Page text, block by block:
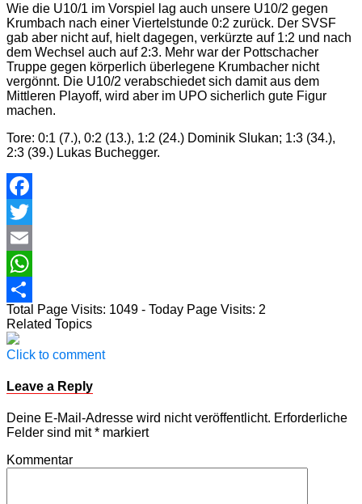
Wie die U10/1 im Vorspiel lag auch unsere U10/2 gegen
Krumbach nach einer Viertelstunde 0:2 zurück. Der SVSF
gab aber nicht auf, hielt dagegen, verkürzte auf 1:2 und nach
dem Wechsel auch auf 2:3. Mehr war der Pottschacher
Truppe gegen körperlich überlegene Krumbacher nicht
vergönnt. Die U10/2 verabschiedet sich damit aus dem
Mittleren Playoff, wird aber im UPO sicherlich gute Figur
machen.
Tore: 0:1 (7.), 0:2 (13.), 1:2 (24.) Dominik Slukan; 1:3 (34.),
2:3 (39.) Lukas Buchegger.
Facebook
Twitter
Email
WhatsApp
Teilen
Total Page Visits: 1049 - Today Page Visits: 2
Related Topics
Click to comment
Leave a Reply
Deine E-Mail-Adresse wird nicht veröffentlicht. Erforderliche
Felder sind mit* markiert
Kommentar